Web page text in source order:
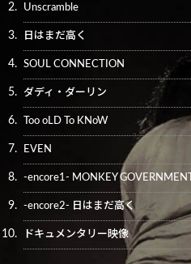
2. Unscramble
3. 日はまだ高く
4. SOUL CONNECTION
5. ダディ・ダーリン
6. Too oLD To KNoW
7. EVEN
8. -encore1- MONKEY
9. -encore2- 日はまだ高く
10. ドキュメンタリー映像